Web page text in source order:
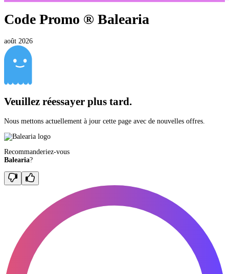
Code Promo ® Balearia
août 2026
Veuillez réessayer plus tard.
Nous mettons actuellement à jour cette page avec de nouvelles offres.
Recommanderiez-vous
Balearia?